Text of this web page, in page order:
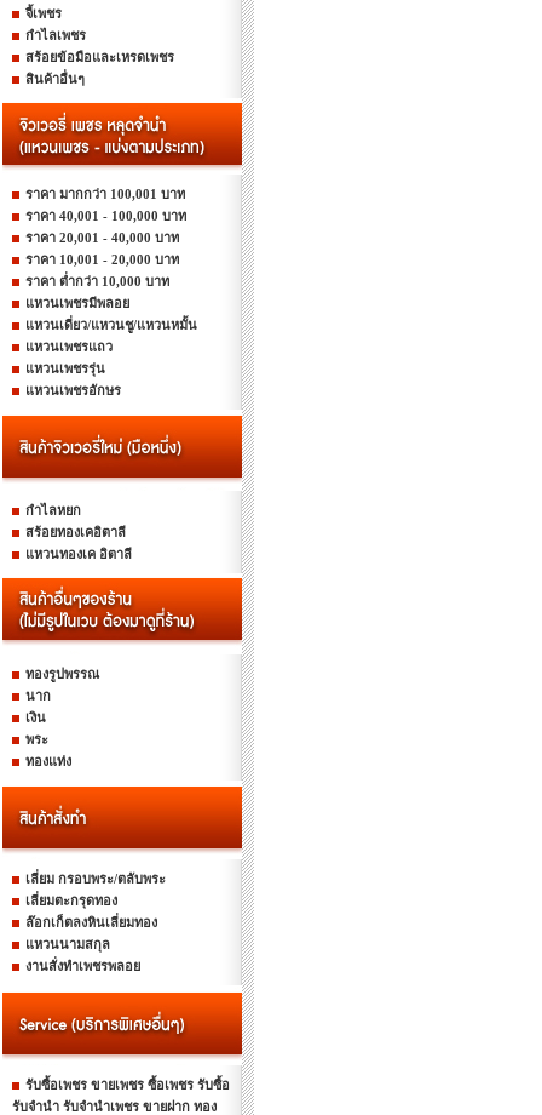
จี้เพชร
กำไลเพชร
สร้อยข้อมือและเหรดเพชร
สินค้าอื่นๆ
ราคา มากกว่า 100,001 บาท
ราคา 40,001 - 100,000 บาท
ราคา 20,001 - 40,000 บาท
ราคา 10,001 - 20,000 บาท
ราคา ต่ำกว่า 10,000 บาท
แหวนเพชรมีพลอย
แหวนเดี่ยว/แหวนชู/แหวนหมั้น
แหวนเพชรแถว
แหวนเพชรรุ่น
แหวนเพชรอักษร
กำไลหยก
สร้อยทองเคอิตาลี
แหวนทองเค อิตาลี
ทองรูปพรรณ
นาก
เงิน
พระ
ทองแท่ง
เลี่ยม กรอบพระ/ตลับพระ
เลี่ยมตะกรุดทอง
ล๊อกเก็ตลงหินเลี่ยมทอง
แหวนนามสกุล
งานสั่งทำเพชรพลอย
รับซื้อเพชร ขายเพชร ซื้อเพชร รับซื้อ
รับจำนำ รับจำนำเพชร ขายฝาก ทอง